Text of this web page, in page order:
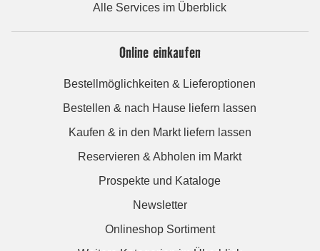
Alle Services im Überblick
Online einkaufen
Bestellmöglichkeiten & Lieferoptionen
Bestellen & nach Hause liefern lassen
Kaufen & in den Markt liefern lassen
Reservieren & Abholen im Markt
Prospekte und Kataloge
Newsletter
Onlineshop Sortiment